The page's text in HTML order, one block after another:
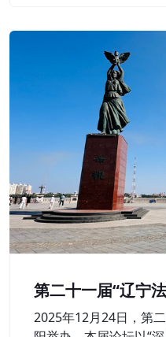
第二十一届“辽宁
2025年12月24日，第